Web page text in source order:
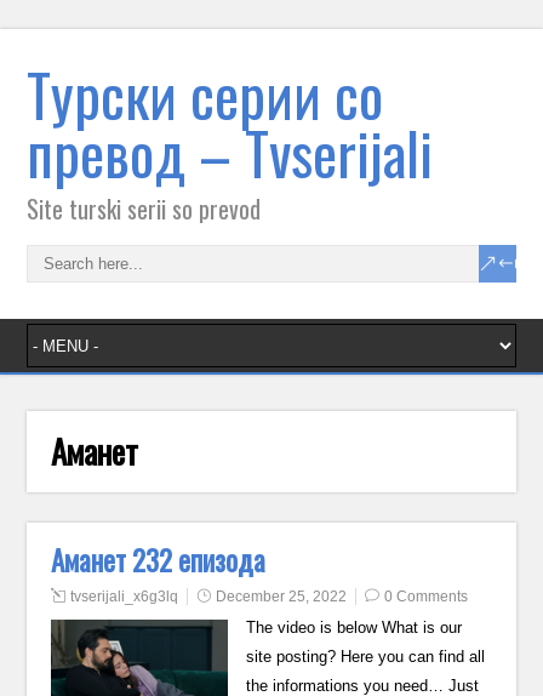
Tурски серии со
превод – Тvserijali
Site turski serii so prevod
Аманет
Аманет 232 епизода
tvserijali_x6g3lq December 25, 2022 0 Comments
The video is below What is our
site posting? Here you can find all
the informations you need… Just